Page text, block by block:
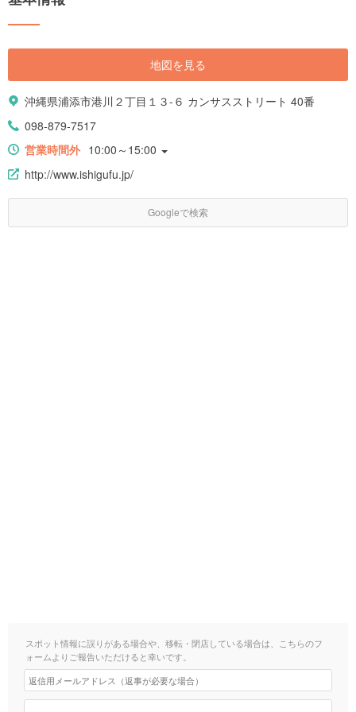
地図を見る
沖縄県浦添市港川２丁目１３-６ カンサスストリート 40番
098-879-7517
営業時間外 10:00～15:00
http://www.ishigufu.jp/
Googleで検索
スポット情報に誤りがある場合や、移転・閉店している場合は、こちらのフ
ォームよりご報告いただけると幸いです。